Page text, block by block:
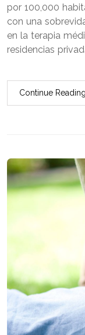
por 100,000
con una
en la terapia
residencias
Continue Reading